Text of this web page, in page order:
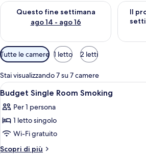
Questo fine settimana
ago 14 - ago 16
Verifica la disponibilità per questo fine
Il
Filtri
disponibili
per
le
camere
Tutte le camere 1 letto 2 letti
Stai visualizzando 7 su 7 camere
Apri
tutte
le
foto
per
Budget
1
Budget Single Room Smoking
Per 1 persona
1 letto singolo
Wi-Fi gratuito
Scopri di più
Altri